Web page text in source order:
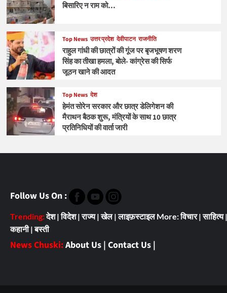
बिसारिए न राम को…
Top News उत्तर प्रदेश देवीपाटन राजनीति
राहुल गांधी की छात्रों की गूंज पर बृजभूषण शरण
सिंह का तीखा हमला, बोले- कांग्रेस की सिर्फ
जूठन खाने की आदत
Top News देश
हेमंत सोरेन सरकार और छात्र डेलिगेशन की
मैराथन बैठक शुरू, मंत्रियों के साथ 10 छात्र
प्रतिनिधियों की वार्ता जारी
Follow Us On :
Trending:देश|विदेश|राज्य|खेल|लाइफ़स्टाइल More:विचार|साहित्य|
कहानी|बस्ती
News Chuski:About Us | Contact Us |